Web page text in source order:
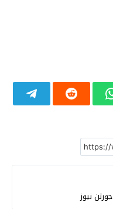
نيوز